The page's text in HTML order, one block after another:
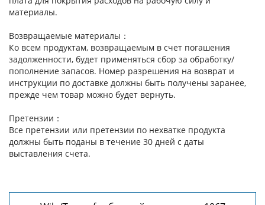
материалы.
Возвращаемые материалы：
Ко всем продуктам, возвращаемым в счет погашения
задолженности, будет применяться сбор за обработку/
пополнение запасов. Номер разрешения на возврат и
инструкции по доставке должны быть получены заранее,
прежде чем товар можно будет вернуть.
Претензии：
Все претензии или претензии по нехватке продукта
должны быть поданы в течение 30 дней с даты
выставления счета.